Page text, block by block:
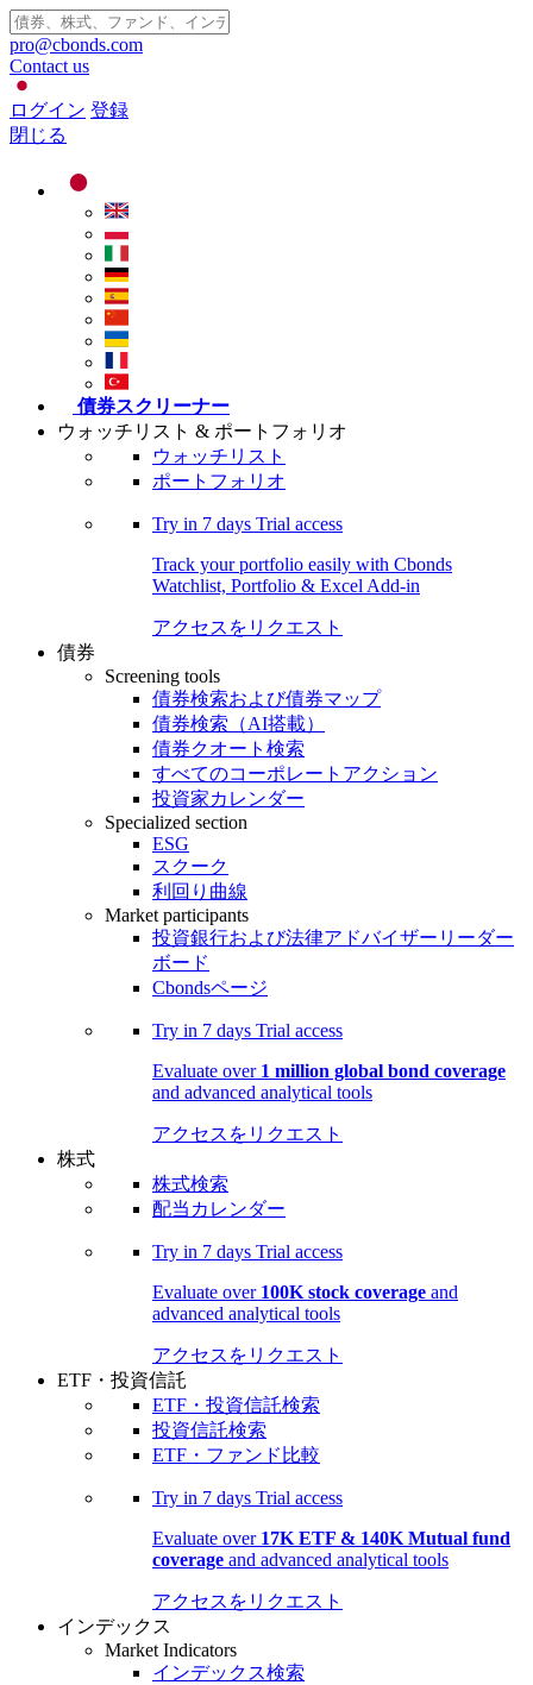
pro@cbonds.com
Contact us
ログイン 登録
閉じる
債券スクリーナー
ウォッチリスト & ポートフォリオ
ウォッチリスト
ポートフォリオ
Try in 7 days Trial access
Track your portfolio easily with Cbonds
Watchlist, Portfolio & Excel Add-in
アクセスをリクエスト
債券
Screening tools
債券検索および債券マップ
債券検索（AI搭載）
債券クオート検索
すべてのコーポレートアクション
投資家カレンダー
Specialized section
ESG
スクーク
利回り曲線
Market participants
投資銀行および法律アドバイザーリーダー
ボード
Cbondsページ
Try in 7 days Trial access
Evaluate over 1 million global bond coverage
and advanced analytical tools
アクセスをリクエスト
株式
株式検索
配当カレンダー
Try in 7 days Trial access
Evaluate over 100K stock coverage and
advanced analytical tools
アクセスをリクエスト
ETF・投資信託
ETF・投資信託検索
投資信託検索
ETF・ファンド比較
Try in 7 days Trial access
Evaluate over 17K ETF & 140K Mutual fund
coverage and advanced analytical tools
アクセスをリクエスト
インデックス
Market Indicators
インデックス検索